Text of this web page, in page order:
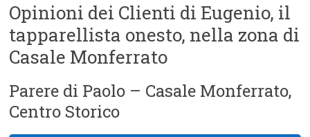
Opinioni dei Clienti di Eugenio, il
tapparellista onesto, nella zona di
Casale Monferrato
Parere di Paolo – Casale Monferrato,
Centro Storico